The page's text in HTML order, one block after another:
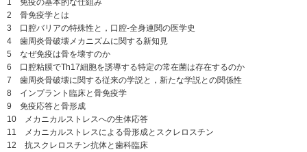
1 免疫の基本的な仕組み
2 骨免疫学とは
3 口腔バリアの特殊性と，口腔-全身連関の医学史
4 歯周炎骨破壊メカニズムに関する新知見
5 なぜ免疫は骨を壊すのか
6 口腔粘膜でTh17細胞を誘導する特定の常在菌は存在するのか
7 歯周炎骨破壊に関する従来の学説と，新たな学説との関係性
8 インプラント臨床と骨免疫学
9 免疫応答と骨形成
10 メカニカルストレスへの生体応答
11 メカニカルストレスによる骨形成とスクレロスチン
12 抗スクレロスチン抗体と歯科臨床